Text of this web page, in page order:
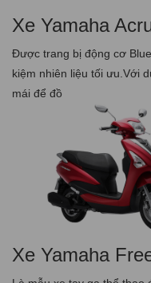
Xe Yamaha
Được trang bị động cơ
kiệm nhiên liệu tối ưu.Với
mái để đồ
Xe Yamaha